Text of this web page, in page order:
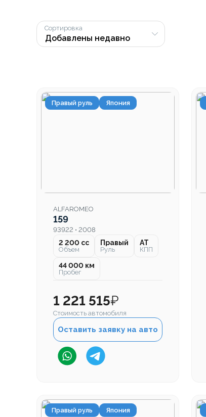
Сортировка
Правый руль Япония
ALFAROMEO
159
93922 • 2008
2 200 cc
Объем
Правый
Руль
AT
КПП
44 000 км
Пробег
1 221 515₽
Стоимость автомобиля
Оставить заявку на авто
Правый руль Япония